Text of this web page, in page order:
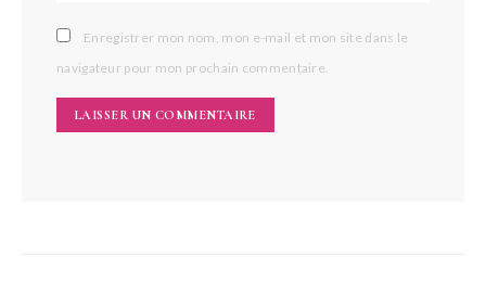
Enregistrer mon nom, mon e-mail et mon site dans le
navigateur pour mon prochain commentaire.